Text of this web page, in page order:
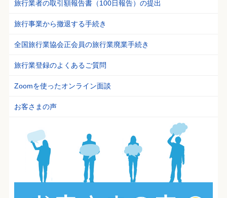
旅行業者の取引額報告書（100日報告）の提出
旅行事業から撤退する手続き
全国旅行業協会正会員の旅行業廃業手続き
旅行業登録のよくあるご質問
Zoomを使ったオンライン面談
お客さまの声